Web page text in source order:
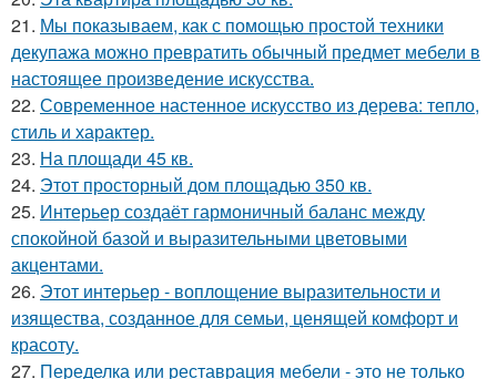
21. Мы показываем, как с помощью простой техники
декупажа можно превратить обычный предмет мебели в
настоящее произведение искусства.
22. Современное настенное искусство из дерева: тепло,
стиль и характер.
23. На площади 45 кв.
24. Этот просторный дом площадью 350 кв.
25. Интерьер создаёт гармоничный баланс между
спокойной базой и выразительными цветовыми
акцентами.
26. Этот интерьер - воплощение выразительности и
изящества, созданное для семьи, ценящей комфорт и
красоту.
27. Переделка или реставрация мебели - это не только